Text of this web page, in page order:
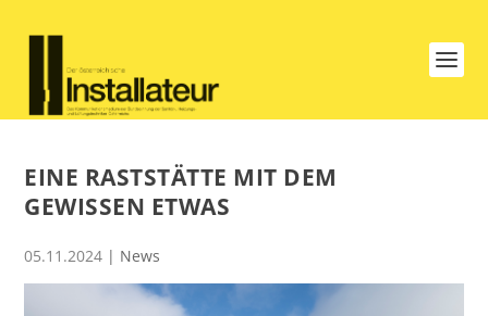
EINE RASTSTÄTTE MIT DEM
GEWISSEN ETWAS
05.11.2024 | News